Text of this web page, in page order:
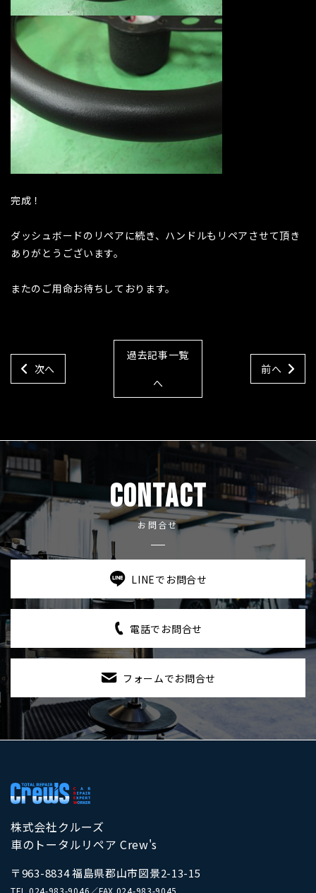
完成！
ダッシュボードのリペアに続き、ハンドルもリペアさせて頂き
ありがとうございます。
またのご用命お待ちしております。
次へ
過去記事一覧
へ
前へ
CONTACT
お問合せ
LINEでお問合せ
電話でお問合せ
フォームでお問合せ
株式会社クルーズ
車のトータルリペア Crew's
〒963-8834 福島県郡山市図景2-13-15
TEL 024-983-9046 ／FAX 024-983-9045